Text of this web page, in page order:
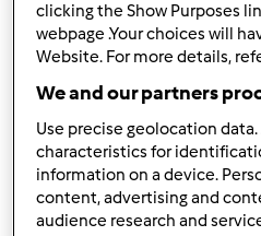
Responder mensagem
Anónimo (não verificado)
clicking the Show Purposes
webpage .Your choices will
Website. For more details,
We and our partners
Use precise geolocation
characteristics for
information on a device.
content, advertising and
audience research and